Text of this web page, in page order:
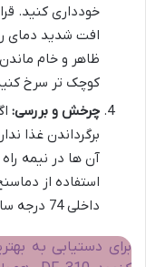
خودداری کنید.
افت شدید دمای
ظاهر و خام
کوچک تر سرخ
چرخش و بررسی:
برگرداندن غذا
آن ها در نیمه
استفاده از
داخلی 74 درجه سانتی گراد) توصیه می شود.
برای دستیابی به